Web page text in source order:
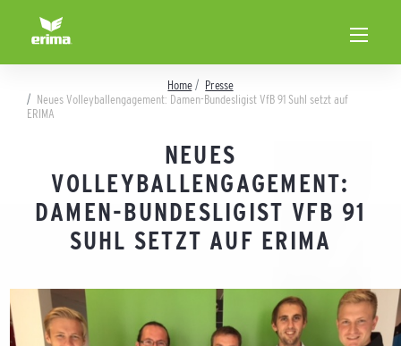
Home
Presse
Neues Volleyballengagement: Damen-Bundesligist VfB 91 Suhl setzt auf
ERIMA
NEUES
VOLLEYBALLENGAGEMENT:
DAMEN-BUNDESLIGIST VFB 91
SUHL SETZT AUF ERIMA